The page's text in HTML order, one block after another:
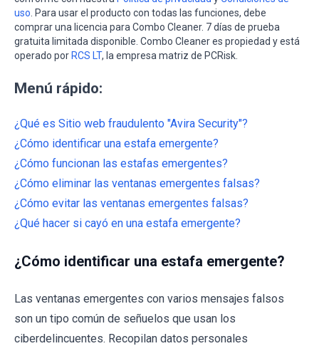
uso . Para usar el producto con todas las funciones, debe
comprar una licencia para Combo Cleaner. 7 días de prueba
gratuita limitada disponible. Combo Cleaner es propiedad y está
operado por RCS LT, la empresa matriz de PCRisk.
Menú rápido:
¿Qué es Sitio web fraudulento "Avira Security"?
¿Cómo identificar una estafa emergente?
¿Cómo funcionan las estafas emergentes?
¿Cómo eliminar las ventanas emergentes falsas?
¿Cómo evitar las ventanas emergentes falsas?
¿Qué hacer si cayó en una estafa emergente?
¿Cómo identificar una estafa emergente?
Las ventanas emergentes con varios mensajes falsos
son un tipo común de señuelos que usan los
ciberdelincuentes. Recopilan datos personales